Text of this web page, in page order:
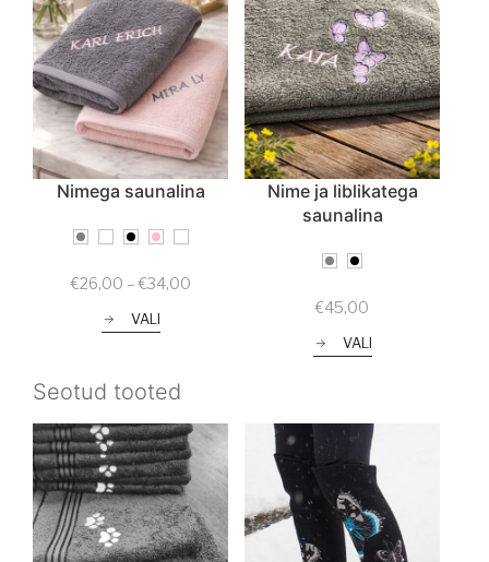
Nimega saunalina
€26,00 – €34,00Price
VALI
Nime ja liblikatega
saunalina
€45,00
VALI
Seotud tooted